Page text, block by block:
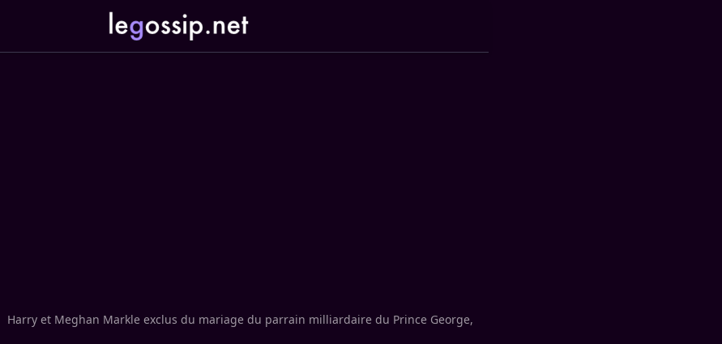
Harry et Meghan Markle exclus du mariage du parrain milliardaire du Prince George,